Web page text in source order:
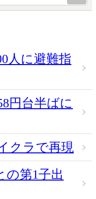
人に避難指
円台半ばに
クラで再現
の第1子出